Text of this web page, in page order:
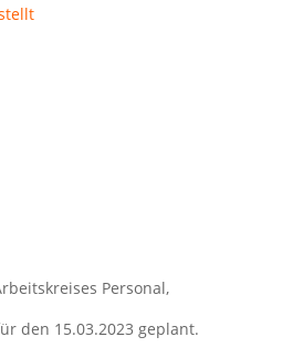
Personal,
den 15.03.2023 geplant.